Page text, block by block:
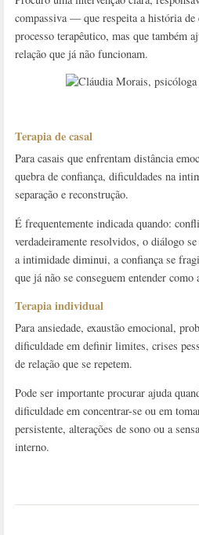
compassiva — que respeita a história de
processo terapêutico, mas que também
relação que já não funcionam.
Terapia de casal
Para casais que enfrentam distância
quebra de confiança, dificuldades na
separação e reconstrução.
É frequentemente indicada quando:
verdadeiramente resolvidos, o diálogo
a intimidade diminui, a confiança se
que já não se conseguem entender como
Terapia individual
Para ansiedade, exaustão emocional,
dificuldade em definir limites, crises
de relação que se repetem.
Pode ser importante procurar ajuda
dificuldade em concentrar-se ou em
persistente, alterações de sono ou a
interno.